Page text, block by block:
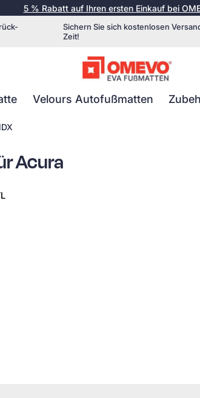
5 % Rabatt auf Ihren ersten Einkauf bei
Sichern Sie sich kostenlosen
Zeit!
Velours Autofußmatten
Acura